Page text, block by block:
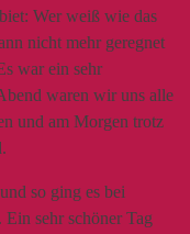
Wer weiß wie das
nicht mehr geregnet
war ein sehr
waren wir uns alle
und am Morgen trotz
so ging es bei
sehr schöner Tag